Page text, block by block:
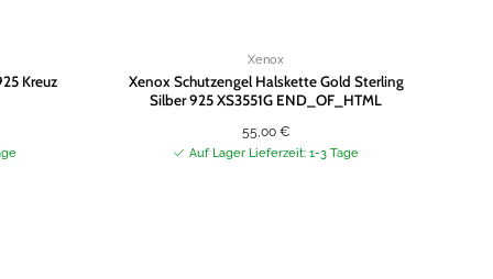
Kreuz
Xenox
Xenox Schutzengel Halskette Gold Sterling
Silber 925 XS3551G END_OF_HTML
55,00 €
Auf Lager Lieferzeit: 1-3 Tage